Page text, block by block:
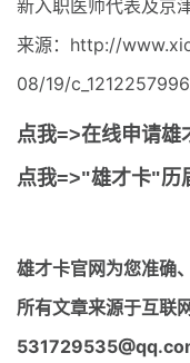
新入职医师代表及京
来源：http://
08/19/
点我=>在线申请雄
点我=>"雄才卡"历
雄才卡官网为您准确
所有文章来源于互联